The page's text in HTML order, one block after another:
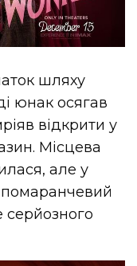
шляху
юнак осягав
відкрити у
Місцева
але у